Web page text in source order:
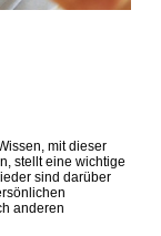
mit dieser
stellt eine wichtige
sind darüber
anderen